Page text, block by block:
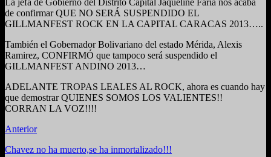
de confirmar QUE NO SERÁ SUSPENDIDO EL
GILLMANFEST ROCK EN LA CAPITAL CARACAS 2013…..
También el Gobernador Bolivariano del estado Mérida, Alexis
Ramirez, CONFIRMÓ que tampoco será suspendido el
GILLMANFEST ANDINO 2013…
ADELANTE TROPAS LEALES AL ROCK, ahora es cuando hay
que demostrar QUIENES SOMOS LOS VALIENTES!!
CORRAN LA VOZ!!!!
Anterior
Chavez no ha muerto,se ha inmortalizado!!!